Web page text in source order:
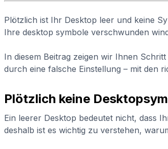
Plötzlich ist Ihr Desktop leer und keine
Ihre desktop symbole verschwunden
In diesem Beitrag zeigen wir Ihnen
durch eine falsche Einstellung – mit den
Plötzlich keine
Ein leerer Desktop bedeutet nicht, dass
deshalb ist es wichtig zu verstehen,